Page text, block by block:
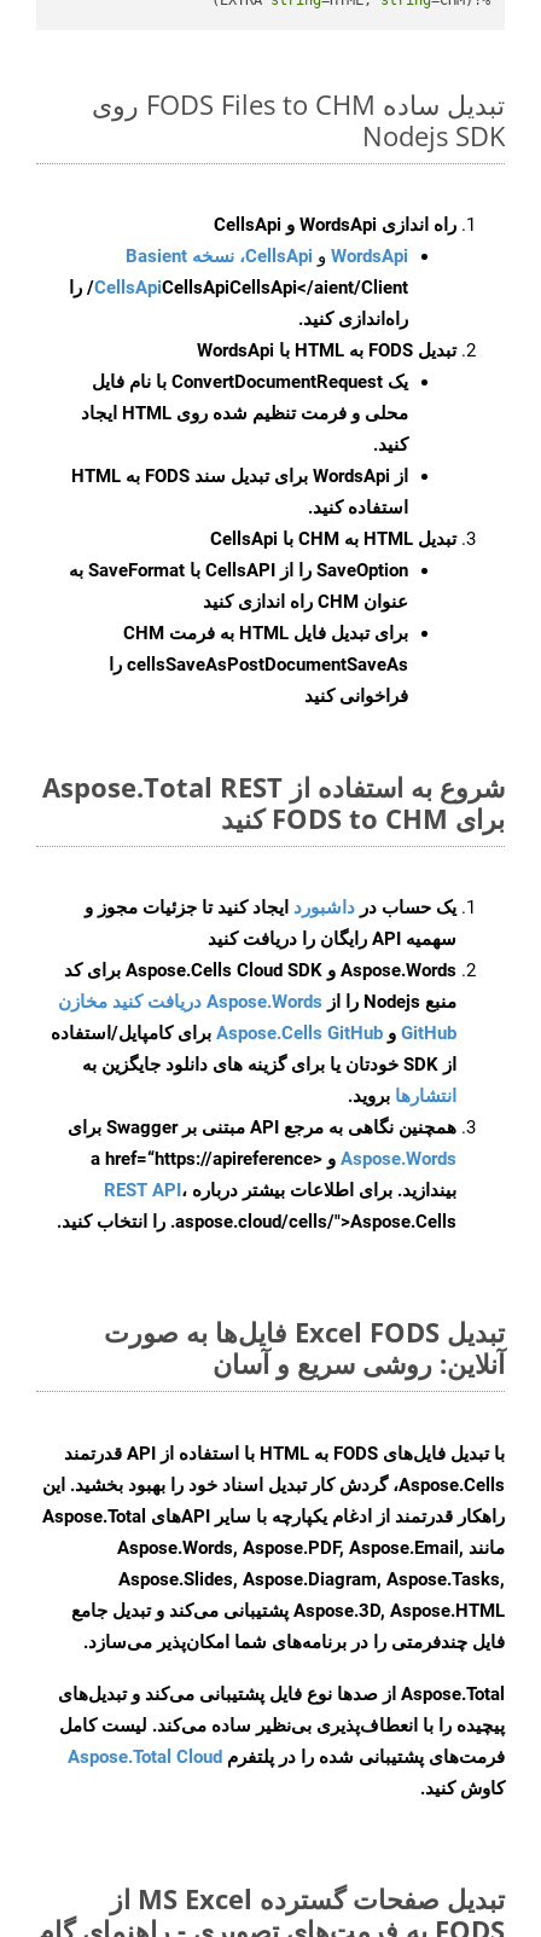
تبدیل ساده FODS Files to CHM روی
Nodejs SDK
راه اندازی WordsApi و CellsApi
WordsApi و CellsApi، نسخه Basient
CellsApiCellsApi
CellsApi</aient/Client/ را
راه‌اندازی کنید.
تبدیل FODS به HTML با WordsApi
یک ConvertDocumentRequest با نام فایل
محلی و فرمت تنظیم شده روی HTML ایجاد
کنید.
از WordsApi برای تبدیل سند FODS به HTML
استفاده کنید.
تبدیل HTML به CHM با CellsApi
SaveOption
را از CellsAPI با SaveFormat به
عنوان CHM راه اندازی کنید
برای تبدیل فایل HTML به فرمت
CHM
cellsSaveAsPostDocumentSaveAs را
فراخوانی کنید
شروع به استفاده از Aspose.Total REST
برای FODS to CHM کنید
یک حساب در داشبورد ایجاد کنید تا جزئیات مجوز و
سهمیه API رایگان را دریافت کنید
Aspose.Words و Aspose.Cells Cloud SDK برای کد
منبع Nodejs را از
Aspose.Words دریافت کنید مخازن
GitHub و Aspose.Cells GitHub برای کامپایل/استفاده
از SDK خودتان یا برای گزینه های دانلود جایگزین به
انتشارها بروید.
همچنین نگاهی به مرجع API مبتنی بر Swagger برای
Aspose.Words
و <a href=“https://apireference
بیندازید. برای اطلاعات بیشتر درباره REST API،
.aspose.cloud/cells/">Aspose.Cells را انتخاب کنید.
تبدیل Excel FODS فایل‌ها به صورت
آنلاین: روشی سریع و آسان
با تبدیل فایل‌های FODS به HTML با استفاده از API قدرتمند
Aspose.Cells، گردش کار تبدیل اسناد خود را بهبود بخشید. این
راهکار قدرتمند از ادغام یکپارچه با سایر APIهای Aspose.Total
مانند Aspose.Words, Aspose.PDF, Aspose.Email,
Aspose.Slides, Aspose.Diagram, Aspose.Tasks,
Aspose.3D, Aspose.HTML پشتیبانی می‌کند و تبدیل جامع
فایل چندفرمتی را در برنامه‌های شما امکان‌پذیر می‌سازد.
Aspose.Total از صدها نوع فایل پشتیبانی می‌کند و تبدیل‌های
پیچیده را با انعطاف‌پذیری بی‌نظیر ساده می‌کند. لیست کامل
فرمت‌های پشتیبانی شده را در پلتفرم Aspose.Total Cloud
کاوش کنید.
تبدیل صفحات گسترده MS Excel از